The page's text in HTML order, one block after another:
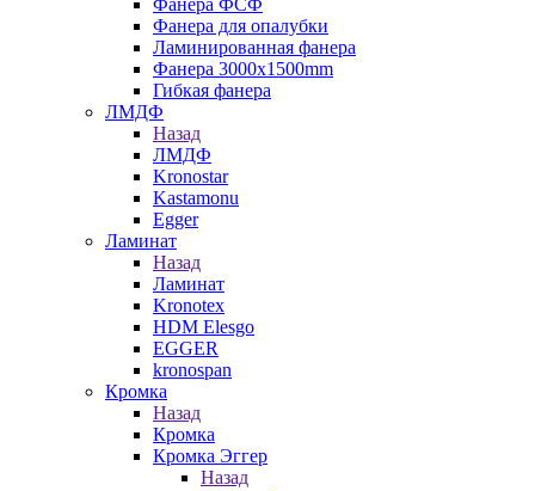
Фанера ФСФ
Фанера для опалубки
Ламинированная фанера
Фанера 3000х1500mm
Гибкая фанера
ЛМДФ
Назад
ЛМДФ
Kronostar
Kastamonu
Egger
Ламинат
Назад
Ламинат
Kronotex
HDM Elesgo
EGGER
kronospan
Кромка
Назад
Кромка
Кромка Эггер
Назад